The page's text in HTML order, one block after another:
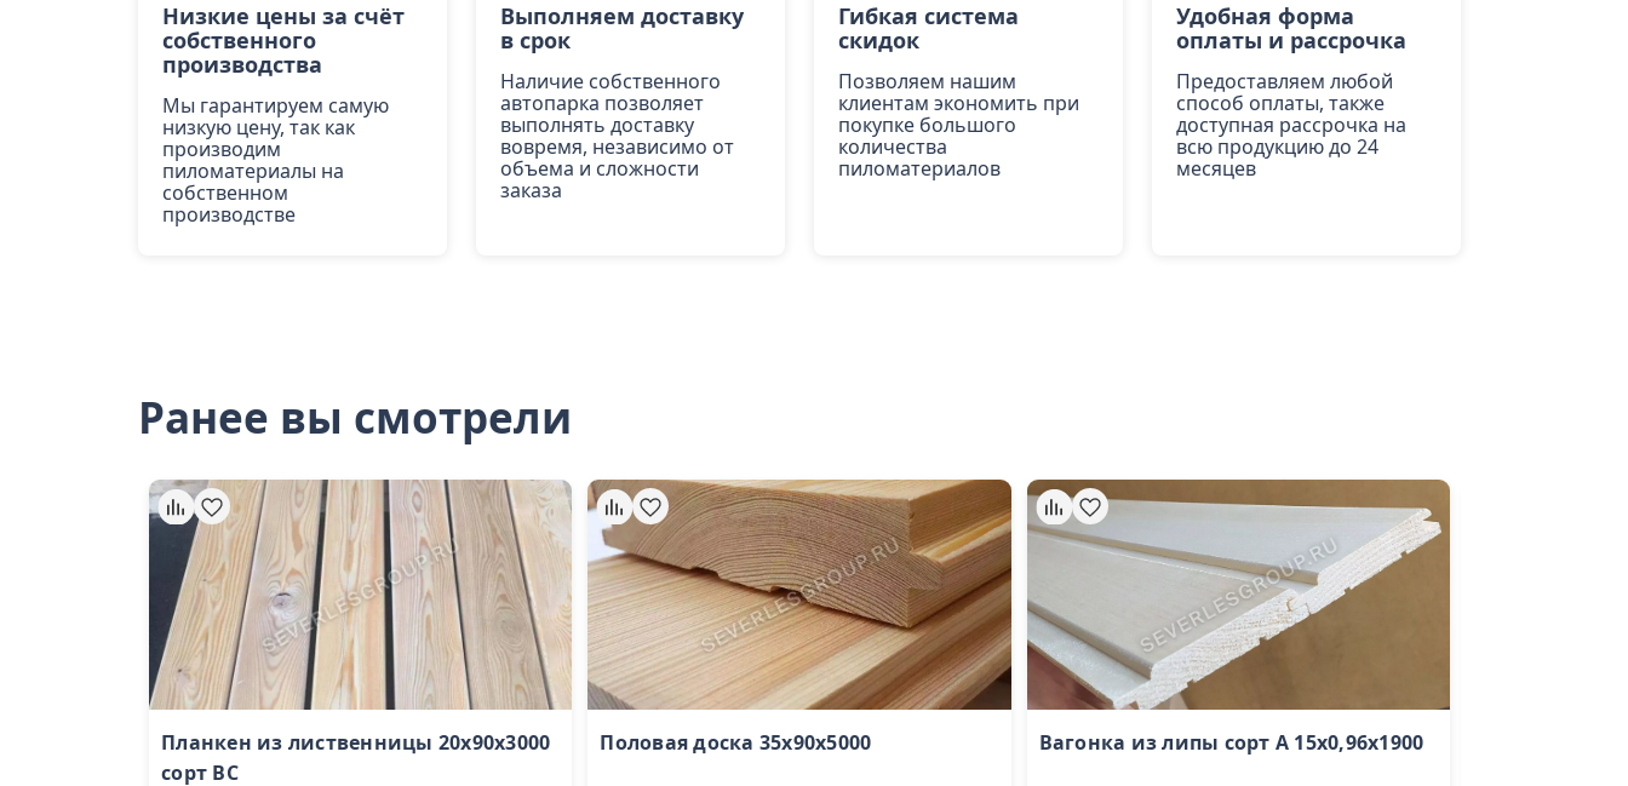
Низкие цены за счёт
собственного
производства
Мы гарантируем самую
низкую цену, так как
производим
пиломатериалы на
собственном
производстве
Выполняем доставку
в срок
Наличие собственного
автопарка позволяет
выполнять доставку
вовремя, независимо от
объема и сложности
заказа
Гибкая система
скидок
Позволяем нашим
клиентам экономить при
покупке большого
количества
пиломатериалов
Удобная форма
оплаты и рассрочка
Предоставляем любой
способ оплаты, также
доступная рассрочка на
всю продукцию до 24
месяцев
Ранее вы смотрели
Планкен из лиственницы 20x90х3000
сорт BС
Половая доска 35х90х5000 Вагонка из липы сорт А 15х0,96х1900